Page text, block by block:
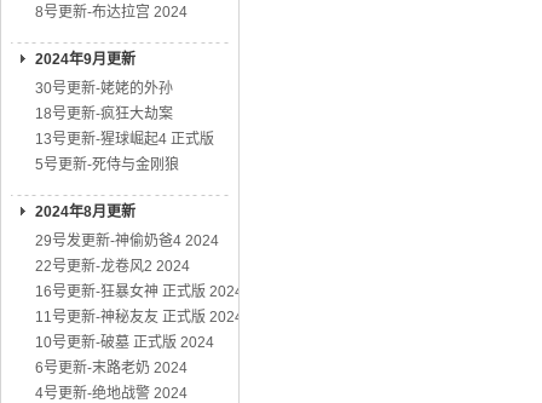
8号更新-布达拉宫 2024
2024年9月更新
30号更新-姥姥的外孙
18号更新-疯狂大劫案
13号更新-猩球崛起4 正式版
5号更新-死侍与金刚狼
2024年8月更新
29号发更新-神偷奶爸4 2024
22号更新-龙卷风2 2024
16号更新-狂暴女神 正式版 2024
11号更新-神秘友友 正式版 2024
10号更新-破墓 正式版 2024
6号更新-末路老奶 2024
4号更新-绝地战警 2024